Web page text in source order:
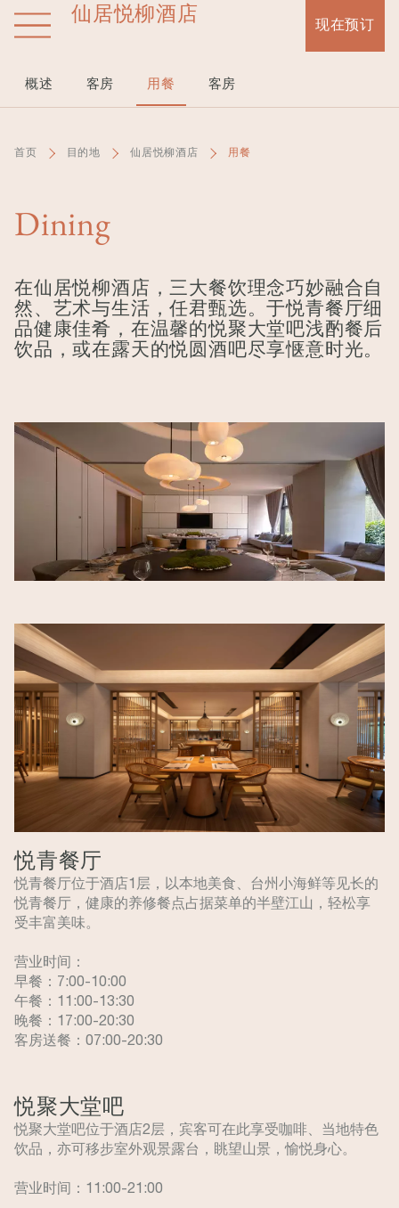
现在预订
首页 目的地 仙居悦柳酒店 用餐
仙居悦柳酒店
概述 客房 用餐 客房
Dining
在仙居悦柳酒店，三大餐饮理念巧妙融合自
然、艺术与生活，任君甄选。于悦青餐厅细
品健康佳肴，在温馨的悦聚大堂吧浅酌餐后
饮品，或在露天的悦圆酒吧尽享惬意时光。
Image
悦青餐厅
悦青餐厅位于酒店1层，以本地美食、台州小海鲜等见长的
悦青餐厅，健康的养修餐点占据菜单的半壁江山，轻松享
受丰富美味。
营业时间：
早餐：7:00-10:00
午餐：11:00-13:30
晚餐：17:00-20:30
客房送餐：07:00-20:30
悦聚大堂吧
悦聚大堂吧位于酒店2层，宾客可在此享受咖啡、当地特色
饮品，亦可移步室外观景露台，眺望山景，愉悦身心。
营业时间：11:00-21:00